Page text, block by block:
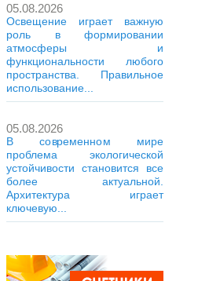
05.08.2026
Освещение играет важную
роль в формировании
атмосферы и
функциональности любого
пространства. Правильное
использование...
05.08.2026
В современном мире
проблема экологической
устойчивости становится все
более актуальной.
Архитектура играет
ключевую...